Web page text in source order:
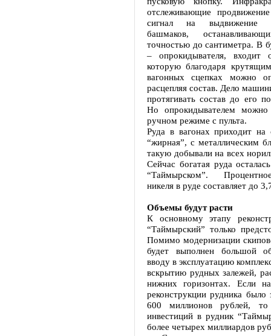
отслеживающие
сигнал на выдвижение
башмаков,
точностью до сантиметра. В
– опрокидывателя, входит
которую благодаря
вагонных сцепках можно
расцепляя состав. Дело
протягивать состав до его
Но опрокидывателем
ручном режиме с пульта.
Руда в вагонах приходит на
“жирная”, с металлическим
такую добывали на всех
Сейчас богатая руда
“Таймырском”.
никеля в руде составляет до
Объемы будут расти
К основному этапу
“Таймырский” только
Помимо модернизации
будет выполнен большой
вводу в эксплуатацию
вскрытию рудных залежей,
нижних горизонтах. Если
реконструкции рудника было
600 миллионов рублей,
инвестиций в рудник
более четырех миллиардов